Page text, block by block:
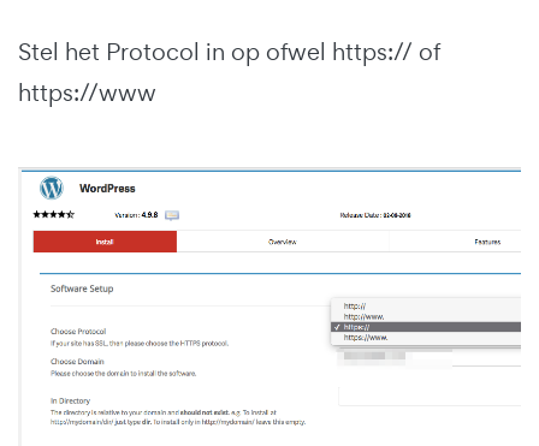
Stel het Protocol in op ofwel https:// of
https://www